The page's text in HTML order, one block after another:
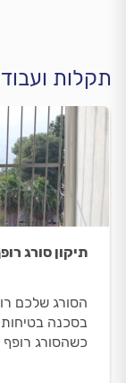
תקלות
תיקון סורג
הסורג שלכם
בסכנה
כשהסורג